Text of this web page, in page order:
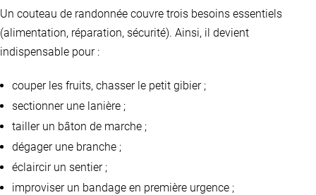
Un couteau de randonnée couvre trois besoins essentiels
(alimentation, réparation, sécurité). Ainsi, il devient
indispensable pour :
couper les fruits, chasser le petit gibier ;
sectionner une lanière ;
tailler un bâton de marche ;
dégager une branche ;
éclaircir un sentier ;
improviser un bandage en première urgence ;